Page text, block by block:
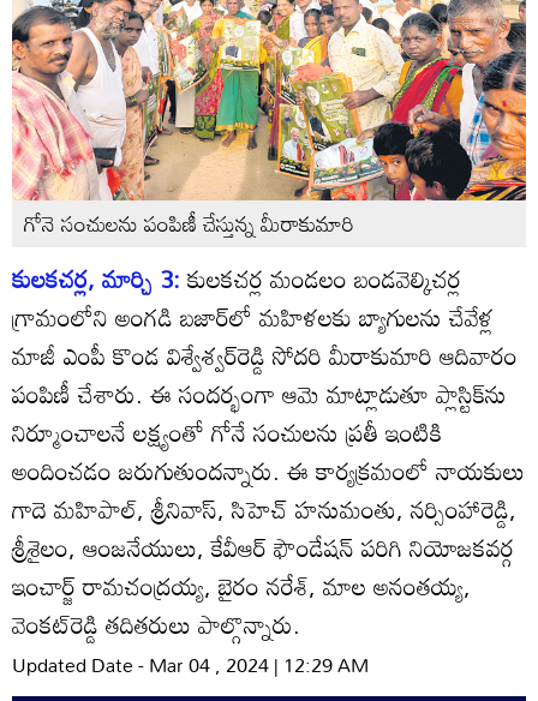
గోనె సంచులను పంపిణీ చేస్తున్న మీరాకుమారి
కులకచర్ల, మార్చి 3:కులకచర్ల మండలం బండవెల్కిచర్ల
గ్రామంలోని అంగడి బజార్‌లో మహిళలకు బ్యాగులను చేవేళ్ల
మాజీ ఎంపీ కొండ విశ్వేశ్వర్‌రెడ్డి సోదరి మీరాకుమారి ఆదివారం
పంపిణీ చేశారు. ఈ సందర్భంగా ఆమె మాట్లాడుతూ ప్లాస్టిక్‌ను
నిర్మూంచాలనే లక్ష్యంతో గోనే సంచులను ప్రతీ ఇంటికి
అందించడం జరుగుతుందన్నారు. ఈ కార్యక్రమంలో నాయకులు
గాదె మహిపాల్‌, శ్రీనివాస్‌, సిహెచ్‌ హనుమంతు, నర్సింహారెడ్డి,
శ్రీశైలం, ఆంజనేయులు, కేవీఆర్‌ ఫౌండేషన్‌ పరిగి నియోజకవర్గ
ఇంచార్జ్‌ రామచంద్రయ్య, బైరం నరేశ్‌, మాల అనంతయ్య,
వెంకట్‌రెడ్డి తదితరులు పాల్గొన్నారు.
Updated Date - Mar 04 , 2024 | 12:29 AM